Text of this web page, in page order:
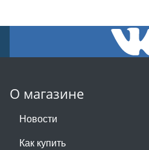
О магазине
Новости
Как купить